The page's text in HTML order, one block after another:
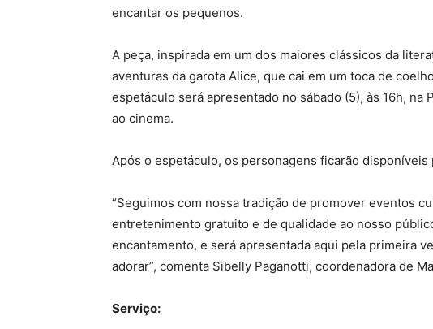
encantar os pequenos.
A peça, inspirada em um dos maiores clássicos da
aventuras da garota Alice, que cai em um toca de
espetáculo será apresentado no sábado (5), às 16h,
ao cinema.
Após o espetáculo, os personagens ficarão
“Seguimos com nossa tradição de promover eventos
entretenimento gratuito e de qualidade ao nosso
encantamento, e será apresentada aqui pela primeira
adorar”, comenta Sibelly Paganotti, coordenadora de
Serviço: